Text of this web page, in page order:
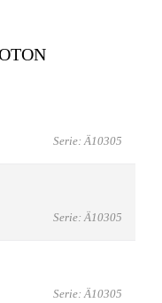
Serie: Ä10305
Serie: Ä10305
Serie: Ä10305